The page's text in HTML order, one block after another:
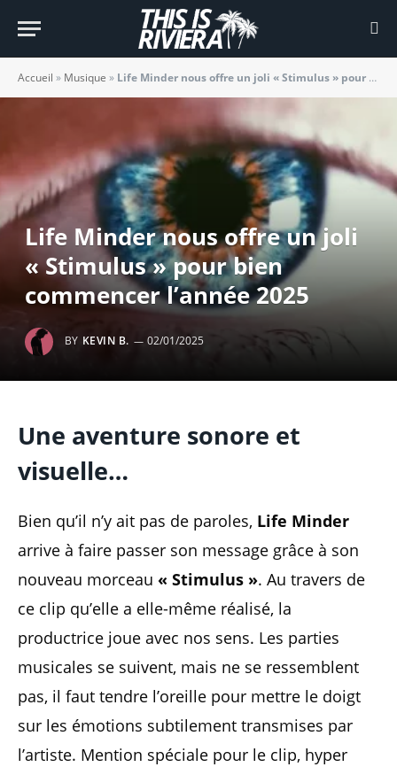
Accueil » Musique » Life Minder nous offre un joli « Stimulus » pour bien commencer l’année 2025
Life Minder nous offre un joli
« Stimulus » pour bien
commencer l’année 2025
BY KEVIN B. 02/01/2025
Une aventure sonore et
visuelle…
Bien qu’il n’y ait pas de paroles, Life Minder
arrive à faire passer son message grâce à son
nouveau morceau « Stimulus ». Au travers de
ce clip qu’elle a elle-même réalisé, la
productrice joue avec nos sens. Les parties
musicales se suivent, mais ne se ressemblent
pas, il faut tendre l’oreille pour mettre le doigt
sur les émotions subtilement transmises par
l’artiste. Mention spéciale pour le clip, hyper